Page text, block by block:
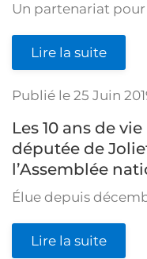
Un partenariat
Lire la suite
Publié le 25 Juin
Les 10 ans de
députée de
l’Assemblée
Élue depuis
Lire la suite